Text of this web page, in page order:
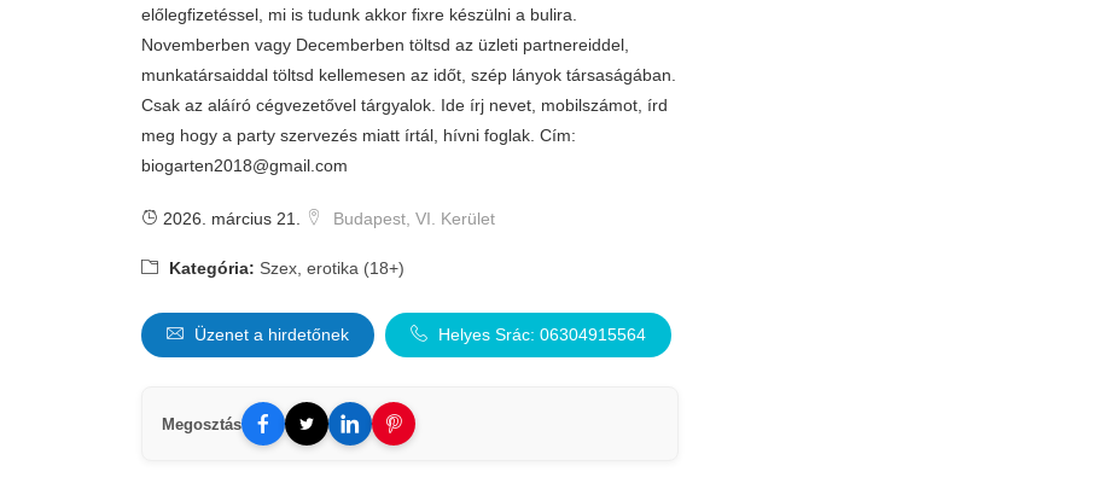
előlegfizetéssel, mi is tudunk akkor fixre készülni a bulira.
Novemberben vagy Decemberben töltsd az üzleti partnereiddel,
munkatársaiddal töltsd kellemesen az időt, szép lányok társaságában.
Csak az aláíró cégvezetővel tárgyalok. Ide írj nevet, mobilszámot, írd
meg hogy a party szervezés miatt írtál, hívni foglak. Cím:
biogarten2018@gmail.com
2026. március 21. Budapest, VI. Kerület
Kategória: Szex, erotika (18+)
Üzenet a hirdetőnek Helyes Srác: 06304915564
Megosztás